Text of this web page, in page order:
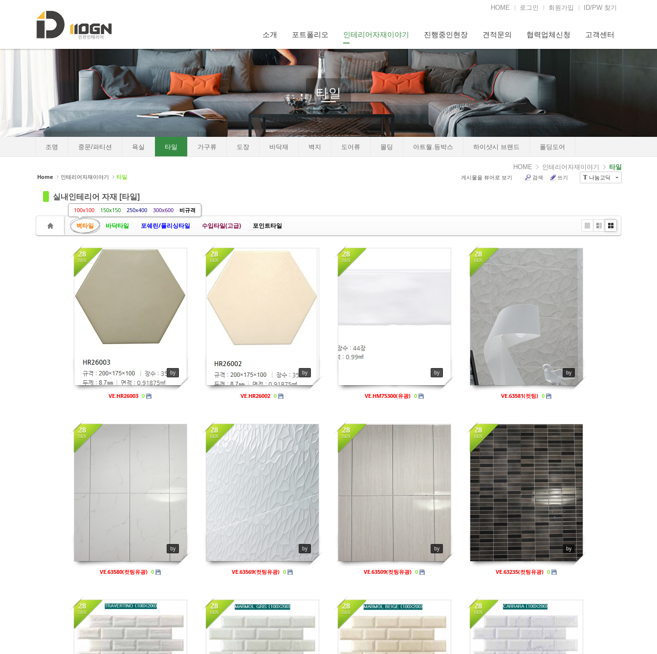
HOME
로그인 회원가입 ID/PW 찾기
소개 포트폴리오 인테리어자재이야기 진행중인현장 견적문의 협력업체신청 고객센터
타일
조명 중문/파티션 욕실 타일 가구류 도장 바닥재 벽지 도어류 몰딩 아트월.등박스 하이샷시 브랜드 폴딩도어
HOME 인테리어자재이야기
타일
Home
인테리어자재이야기 타일 T 나눔고딕
게시물을 뷰어로 보기 검색 쓰기
실내인테리어 자재 [타일]
벽타일
100x100 150x150 250x400 300x600 비규격
바닥타일 포쉐린/폴리싱타일 수입타일(고급)
포인트타일
Li
Zi
G
28
JAN
by
비규격
Views
898
VE.HR26003 0
28
JAN
by
in비규격
Views754
VE.HR26002 0
28
JAN
by
in비규격
Views875
VE.HM75300(유광) 0
28
JAN
by
in비규격
VE.63581(컷팅) 0
28
JAN
by
Views
VE.63580(컷팅유광) 0
28
JAN
by
Views
VE.63569(컷팅유광) 0
28
JAN
by
VE.63509(컷팅유광) 0
28
JAN
by
in
비규격
Views
815
VE.63235(컷팅유광) 0
28
JAN
28
JAN
in 비규격
Views 899
28
JAN
28
JAN
in비규격
Views867
비규격
비규격
비규격
in비규격
회원가입
소개
인테리어자재이야기
- 중문/파티션
Sketchbook5, 스케치북5
Sketchbook5, 스케치북5
Sketchbook5, 스케치북5
Sketchbook5, 스케치북5